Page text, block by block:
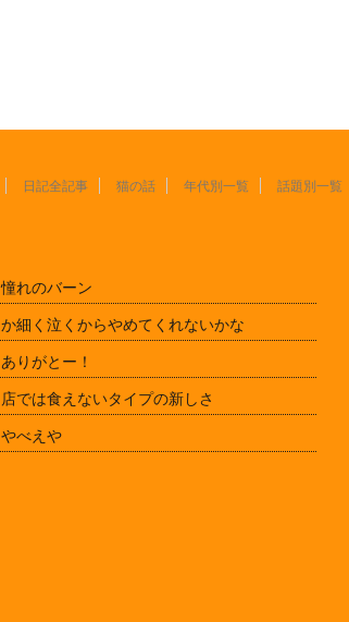
日記全記事 猫の話 年代別一覧 話題別一覧
憧れのバーン
か細く泣くからやめてくれないかな
ありがとー！
店では食えないタイプの新しさ
やべえや